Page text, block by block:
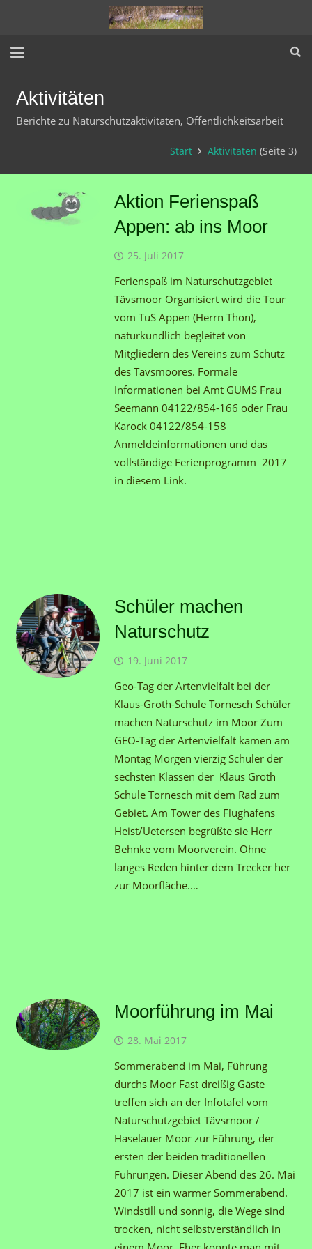
Aktivitäten
Berichte zu Naturschutzaktivitäten, Öffentlichkeitsarbeit
Start Aktivitäten (Seite 3)
Aktion Ferienspaß
Appen: ab ins Moor
25. Juli 2017
Ferienspaß im Naturschutzgebiet
Tävsmoor Organisiert wird die Tour
vom TuS Appen (Herrn Thon),
naturkundlich begleitet von
Mitgliedern des Vereins zum Schutz
des Tävsmoores. Formale
Informationen bei Amt GUMS Frau
Seemann 04122/854-166 oder Frau
Karock 04122/854-158
Anmeldeinformationen und das
vollständige Ferienprogramm 2017
in diesem Link.
Schüler machen
Naturschutz
19. Juni 2017
Geo-Tag der Artenvielfalt bei der
Klaus-Groth-Schule Tornesch Schüler
machen Naturschutz im Moor Zum
GEO-Tag der Artenvielfalt kamen am
Montag Morgen vierzig Schüler der
sechsten Klassen der Klaus Groth
Schule Tornesch mit dem Rad zum
Gebiet. Am Tower des Flughafens
Heist/Uetersen begrüßte sie Herr
Behnke vom Moorverein. Ohne
langes Reden hinter dem Trecker her
zur Moorfläche.…
Moorführung im Mai
28. Mai 2017
Sommerabend im Mai, Führung
durchs Moor Fast dreißig Gäste
treffen sich an der Infotafel vom
Naturschutzgebiet Tävsrnoor /
Haselauer Moor zur Führung, der
ersten der beiden traditionellen
Führungen. Dieser Abend des 26. Mai
2017 ist ein warmer Sommerabend.
Windstill und sonnig, die Wege sind
trocken, nicht selbstverständlich in